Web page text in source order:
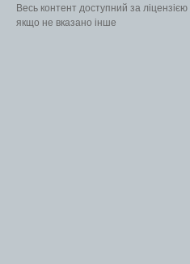
Весь контент доступний за ліцензією
якщо не вказано інше